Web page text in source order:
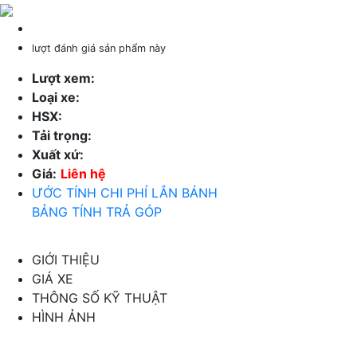
lượt đánh giá sản phẩm này
Lượt xem:
Loại xe:
HSX:
Tải trọng:
Xuất xứ:
Giá: Liên hệ
ƯỚC TÍNH CHI PHÍ LẮN BÁNH
BẢNG TÍNH TRẢ GÓP
GIỚI THIỆU
GIÁ XE
THÔNG SỐ KỸ THUẬT
HÌNH ẢNH